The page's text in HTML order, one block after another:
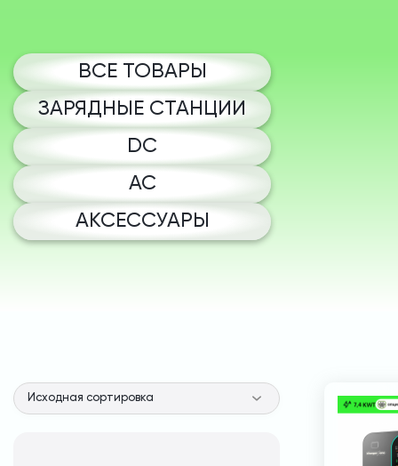
ВСЕ ТОВАРЫ
ЗАРЯДНЫЕ СТАНЦИИ
DC
AC
АКСЕССУАРЫ